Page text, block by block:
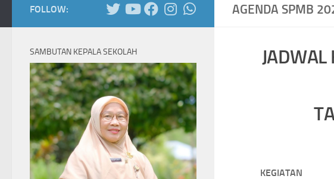
AGENDA SPMB
KEGIATAN
FOLLOW:
SAMBUTAN KEPALA SEKOLAH